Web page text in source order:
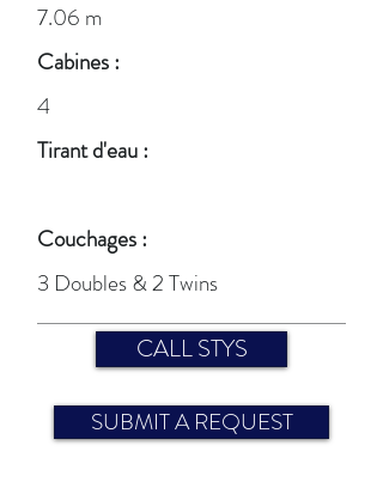
7.06 m
Cabines :
4
Tirant d'eau :
Couchages :
3 Doubles & 2 Twins
CALL STYS
SUBMIT A REQUEST